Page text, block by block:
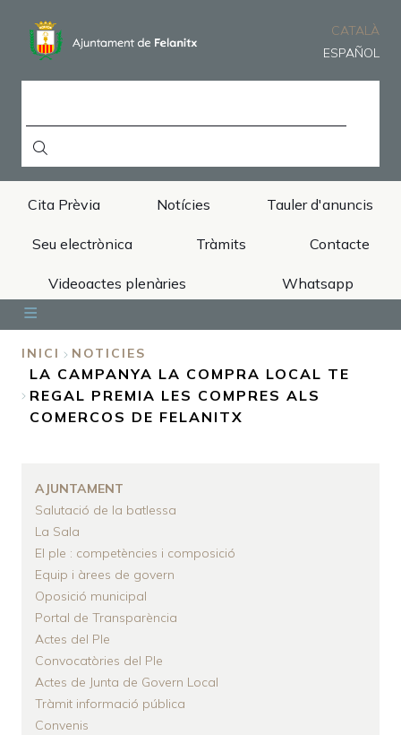
contingut
CATALÀ
ESPAÑOL
Cita Prèvia Notícies Tauler d'anuncis
Seu electrònica Tràmits Contacte
Videoactes plenàries Whatsapp
Inici
Ajuntament
Àrees
Municipi
Turisme
FIL
D'ARIADNA
INICI NOTICIES
LA CAMPANYA LA COMPRA LOCAL TE
REGAL PREMIA LES COMPRES ALS
COMERCOS DE FELANITX
AJUNTAMENT
Salutació de la batlessa
La Sala
El ple : competències i composició
Equip i àrees de govern
Oposició municipal
Portal de Transparència
Actes del Ple
Convocatòries del Ple
Actes de Junta de Govern Local
Tràmit informació pública
Convenis